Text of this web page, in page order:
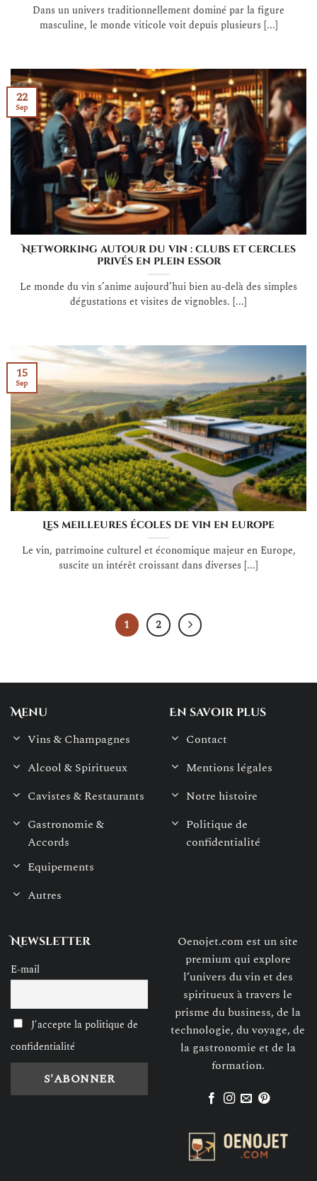
Dans un univers traditionnellement dominé par la figure
masculine, le monde viticole voit depuis plusieurs [...]
Networking autour du vin : clubs et cercles
privés en plein essor
Le monde du vin s’anime aujourd’hui bien au-delà des simples
dégustations et visites de vignobles. [...]
22
Sep
Les meilleures écoles de vin en Europe
Le vin, patrimoine culturel et économique majeur en Europe,
suscite un intérêt croissant dans diverses [...]
15
Sep
1 2
Menu
Vins & Champagnes
Alcool & Spiritueux
Cavistes & Restaurants
Gastronomie &
Accords
Equipements
Autres
En savoir plus
Contact
Mentions légales
Notre histoire
Politique de
confidentialité
Newsletter
E-mail
J'accepte la politique de
confidentialité
Oenojet.com est un site
premium qui explore
l’univers du vin et des
spiritueux à travers le
prisme du business, de la
technologie, du voyage, de
la gastronomie et de la
formation.